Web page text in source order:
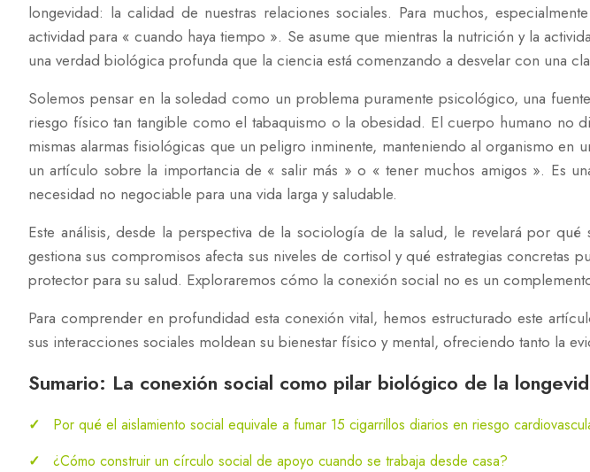
longevidad: la calidad de nuestras relaciones sociales. Para muchos,
actividad para « cuando haya tiempo ». Se asume que mientras la nutrición y la
una verdad biológica profunda que la ciencia está comenzando a desvelar con una
Solemos pensar en la soledad como un problema puramente psicológico, una
riesgo físico tan tangible como el tabaquismo o la obesidad. El cuerpo humano no
mismas alarmas fisiológicas que un peligro inminente, manteniendo al organismo en
un artículo sobre la importancia de « salir más » o « tener muchos amigos ». Es
necesidad no negociable para una vida larga y saludable.
Este análisis, desde la perspectiva de la sociología de la salud, le revelará por
gestiona sus compromisos afecta sus niveles de cortisol y qué estrategias
protector para su salud. Exploraremos cómo la conexión social no es un
Para comprender en profundidad esta conexión vital, hemos estructurado este
sus interacciones sociales moldean su bienestar físico y mental, ofreciendo tanto la
Sumario: La conexión social como pilar biológico de la
Por qué el aislamiento social equivale a fumar 15 cigarrillos diarios en riesgo
¿Cómo construir un círculo social de apoyo cuando se trabaja desde casa?